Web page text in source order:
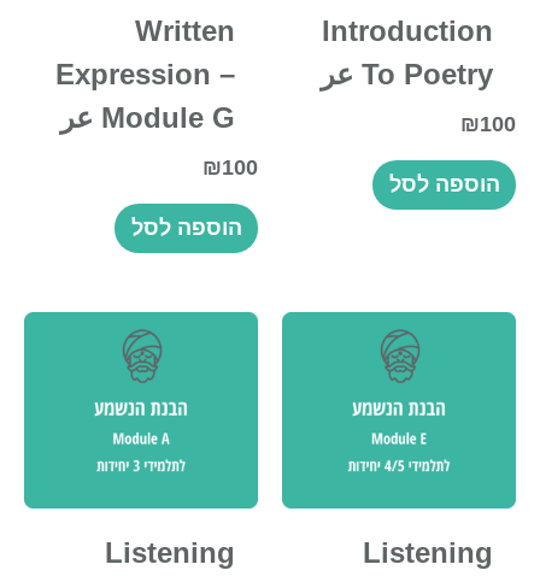
Introduction
To Poetry عر
₪100
הוספה לסל
Written
Expression –
Module G عر
₪100
הוספה לסל
Listening
Listening